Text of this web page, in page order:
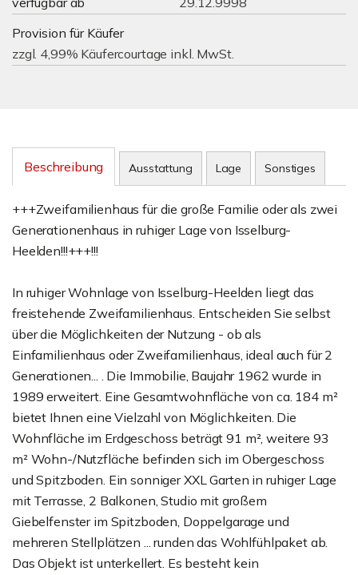
Provision für Käufer
zzgl. 4,99% Käufercourtage inkl. MwSt.
Beschreibung Ausstattung Lage Sonstiges
+++Zweifamilienhaus für die große Familie oder als zwei
Generationenhaus in ruhiger Lage von Isselburg-
Heelden!!!+++!!!
In ruhiger Wohnlage von Isselburg-Heelden liegt das
freistehende Zweifamilienhaus. Entscheiden Sie selbst
über die Möglichkeiten der Nutzung - ob als
Einfamilienhaus oder Zweifamilienhaus, ideal auch für 2
Generationen... . Die Immobilie, Baujahr 1962 wurde in
1989 erweitert. Eine Gesamtwohnfläche von ca. 184 m²
bietet Ihnen eine Vielzahl von Möglichkeiten. Die
Wohnfläche im Erdgeschoss beträgt 91 m², weitere 93
m² Wohn-/Nutzfläche befinden sich im Obergeschoss
und Spitzboden. Ein sonniger XXL Garten in ruhiger Lage
mit Terrasse, 2 Balkonen, Studio mit großem
Giebelfenster im Spitzboden, Doppelgarage und
mehreren Stellplätzen ... runden das Wohlfühlpaket ab.
Das Objekt ist unterkellert. Es besteht kein